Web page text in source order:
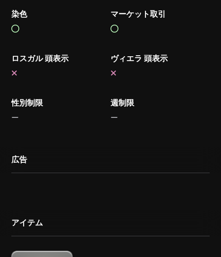
染色 マーケット取引
ロスガル 頭表示 ヴィエラ 頭表示
性別制限 週制限
広告
アイテム